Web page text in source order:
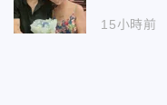
15小時前